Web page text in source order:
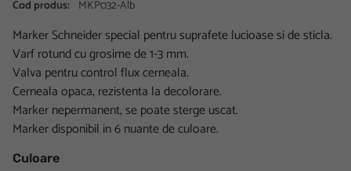
Cod produs: MKP032-Alb
Marker Schneider special pentru suprafete lucioase si de sticla.
Varf rotund cu grosime de 1-3 mm.
Valva pentru control flux cerneala.
Cerneala opaca, rezistenta la decolorare.
Marker nepermanent, se poate sterge uscat.
Marker disponibil in 6 nuante de culoare.
Culoare